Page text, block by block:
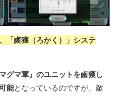
「鹵獲（ろかく）」システ
グマ軍』のユニットを鹵獲し
能となっているのですが、敵